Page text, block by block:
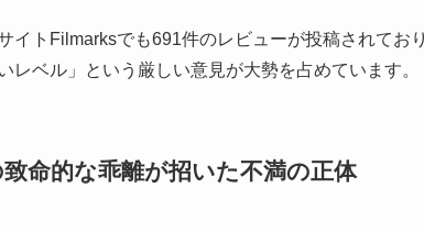
イトFilmarksでも691件のレビューが投稿されてお
レベル」という厳しい意見が大勢を占めています。
命的な乖離が招いた不満の正体